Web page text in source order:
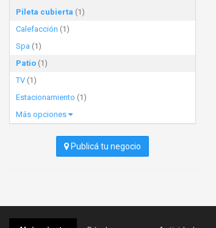
Pileta cubierta (1)
Calefacción (1)
Spa (1)
Patio (1)
TV (1)
Estacionamiento (1)
Más opciones
Publicá tu negocio